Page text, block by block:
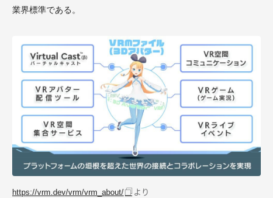
業界標準である。
https://vrm.dev/vrm/vrm_about/ より